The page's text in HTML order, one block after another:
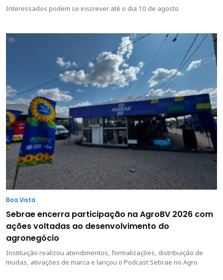
Interessados podem se inscrever até o dia 10 de agosto
Boa Vista
Sebrae encerra participação na AgroBV 2026 com
ações voltadas ao desenvolvimento do
agronegócio
Instituição realizou atendimentos, formalizações, distribuição de
mudas, ativações de marca e lançou o Podcast Sebrae no Agro